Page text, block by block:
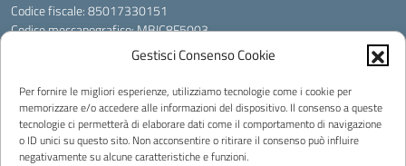
Gestisci Consenso Cookie
Per fornire le migliori esperienze, utilizziamo tecnologie come i cookie per
memorizzare e/o accedere alle informazioni del dispositivo. Il consenso a queste
tecnologie ci permetterà di elaborare dati come il comportamento di navigazione
o ID unici su questo sito. Non acconsentire o ritirare il consenso può influire
negativamente su alcune caratteristiche e funzioni.
Codice fiscale: 85017330151
Codice meccanografico:MBIC8F5003
Codice Indice delle Pubbliche Amministrazioni (IPA): icli_108
Powered by